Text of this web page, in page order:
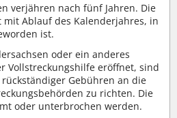
verjähren nach fünf Jahren. Die
Ablauf des Kalenderjahres, in
ist.
oder ein anderes
Vollstreckungshilfe eröffnet, sind
Gebühren an die
zu richten. Die
oder unterbrochen werden.